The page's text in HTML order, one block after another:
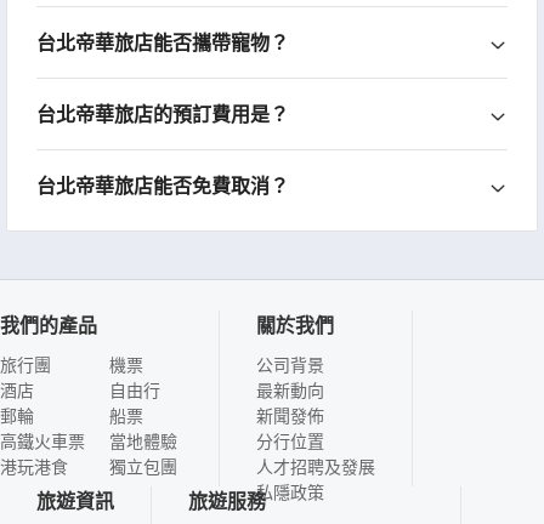
台北帝華旅店能否攜帶寵物？
台北帝華旅店的預訂費用是？
台北帝華旅店能否免費取消？
我們的產品
旅行團
酒店
郵輪
高鐵火車票
港玩港食
機票
自由行
船票
當地體驗
獨立包團
關於我們
公司背景
最新動向
新聞發佈
分行位置
人才招聘及發展
私隱政策
旅遊資訊 旅遊服務